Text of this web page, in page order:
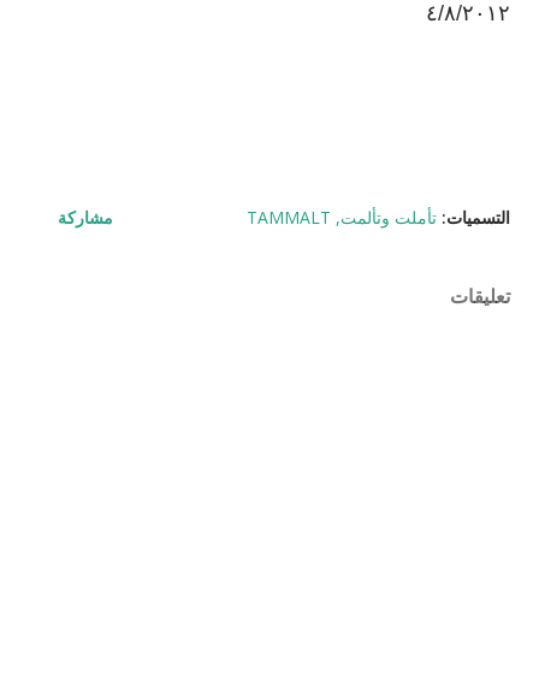
٤/٨/٢٠١٢
التسميات: تأملت وتألمت TAMMALT مشاركة
تعليقات